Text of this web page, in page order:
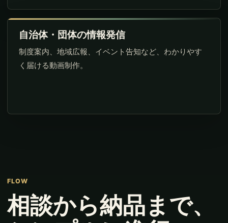
自治体・団体の情報発信
制度案内、地域広報、イベント告知など、わかりやす
く届ける動画制作。
FLOW
相談から納品まで、